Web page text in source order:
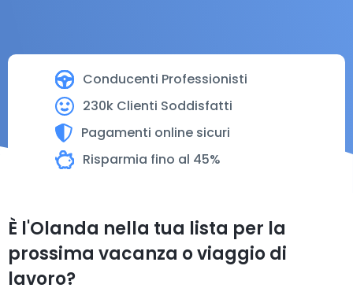
Conducenti Professionisti
230k Clienti Soddisfatti
Pagamenti online sicuri
Risparmia fino al 45%
È l'Olanda nella tua lista per la
prossima vacanza o viaggio di
lavoro?